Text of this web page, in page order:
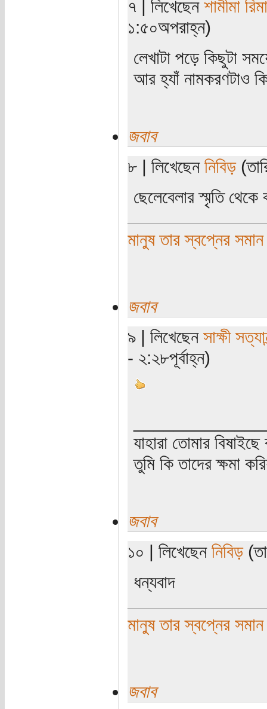
৭ | লিখেছেন শামীমা রিমা
১:৫০অপরাহ্ন)
লেখাটা পড়ে কিছুটা
আর হ্যাঁ নামকরণটাও
জবাব
৮ | লিখেছেন নিবিড়
ছেলেবেলার স্মৃতি
মানুষ তার স্বপ্নের
জবাব
৯ | লিখেছেন সাক্ষী
- ২:২৮পূর্বাহ্ন)
যাহারা তোমার
তুমি কি তাদের ক্ষমা
জবাব
১০ | লিখেছেন নিবিড়
ধন্যবাদ
মানুষ তার স্বপ্নের
জবাব